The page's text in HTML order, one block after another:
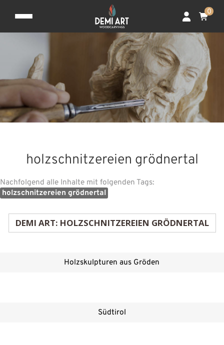
0
holzschnitzereien grödnertal
Nachfolgend alle Inhalte mit folgenden Tags:
holzschnitzereien grödnertal
DEMI ART: HOLZSCHNITZEREIEN GRÖDNERTAL
Holzskulpturen aus Gröden
Südtirol